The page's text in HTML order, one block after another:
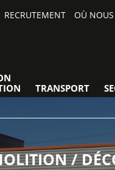
RECRUTEMENT OÙ NOUS
TRANSPORT
/